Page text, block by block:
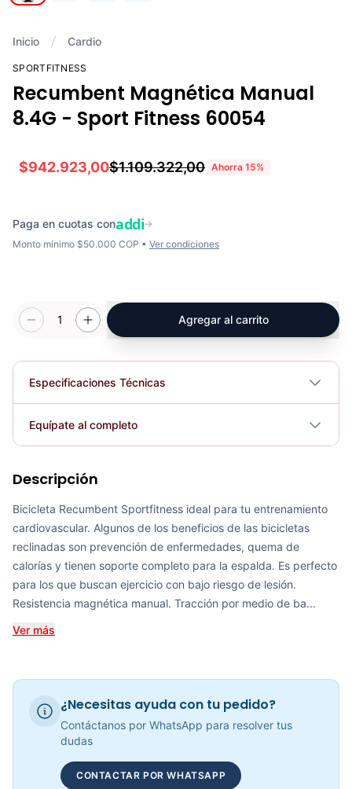
Inicio Cardio
SPORTFITNESS
Recumbent Magnética Manual
8.4G - Sport Fitness 60054
$942.923,00$1.109.322,00 Ahorra 15%
Paga en cuotas conaddi→
Monto mínimo $50.000 COP • Ver condiciones
1 Agregar al carrito
Especificaciones Técnicas
Plegable No
Equípate al completo
COP 1,971,568.00
Recumbent Magnética Programable K8718R - Sport Fitness 70331
COP 2,383,025.00
COP 1,585,826.00
Descripción
Bicicleta Recumbent Sportfitness ideal para tu entrenamiento
cardiovascular. Algunos de los beneficios de las bicicletas
reclinadas son prevención de enfermedades, quema de
calorías y tienen soporte completo para la espalda. Es perfecto
para los que buscan ejercicio con bajo riesgo de lesión.
Resistencia magnética manual. Tracción por medio de ba...
Ver más
¿Necesitas ayuda con tu pedido?
Contáctanos por WhatsApp para resolver tus
dudas
CONTACTAR POR WHATSAPP